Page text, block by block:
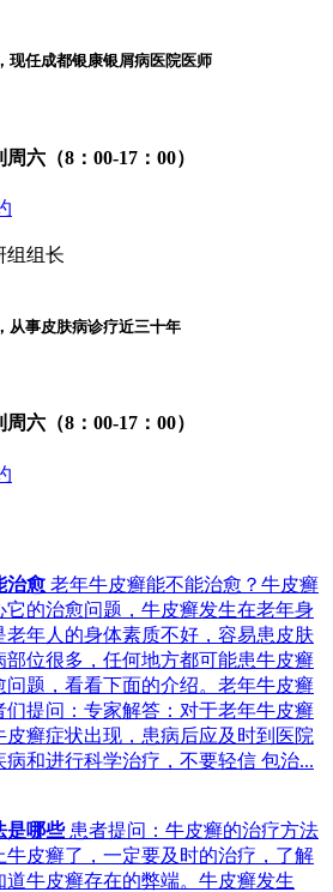
现任成都银康银屑病医院医师
周六（8：00-17：00）
组组长
从事皮肤病诊疗近三十年
六（8：00-17：00）
治愈 老年牛皮癣能不能治愈？牛皮癣
它的治愈问题，牛皮癣发生在老年身
老年人的身体素质不好，容易患皮肤
部位很多，任何地方都可能患牛皮癣
问题，看看下面的介绍。老年牛皮癣
们提问：专家解答：对于老年牛皮癣
皮癣症状出现，患病后应及时到医院
和进行科学治疗，不要轻信 包治...
是哪些患者提问：牛皮癣的治疗方法
牛皮癣了，一定要及时的治疗，了解
道牛皮癣存在的弊端。牛皮癣发生